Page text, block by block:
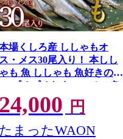
場くしろ産 ししゃもオ
ス・メス30尾入り！ 本しし
ゃも 魚 ししゃも 魚好きのオ
ス プチプチたまごのメス 魚
介 グルメ シシャモ 北海道産
国産 魚 魚介 海の幸 F4F-
9164
24,000 円
たまったWAON